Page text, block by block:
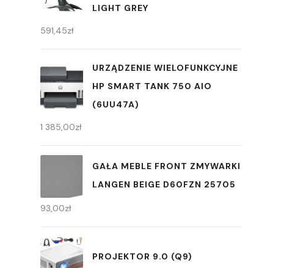
LIGHT GREY
591,45zł
URZĄDZENIE WIELOFUNKCYJNE
HP SMART TANK 750 AIO
(6UU47A)
1 385,00zł
GAŁA MEBLE FRONT ZMYWARKI
LANGEN BEIGE D60FZN 25705
93,00zł
PROJEKTOR 9.0 (Q9)